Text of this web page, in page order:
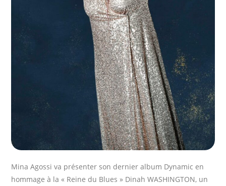
Mina Agossi va présenter son dernier album Dynamic en
hommage à la « Reine du Blues » Dinah WASHINGTON, un